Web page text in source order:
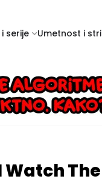
serije Umetnost i
I Watch